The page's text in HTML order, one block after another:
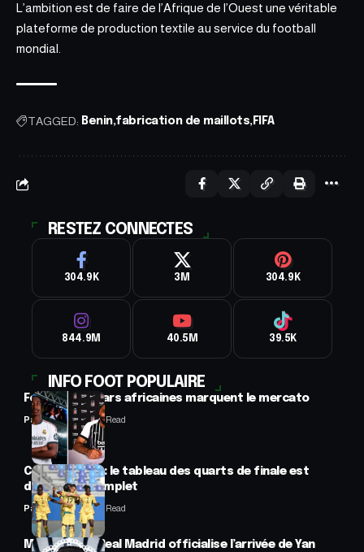
L’ambition est de faire de l’Afrique de l’Ouest une véritable
plateforme de production textile au service du football
mondial.
TAGGED: Benin fabrication de maillots FIFA
RESTEZ CONNECTES
304.9K 3M 304.9K
844.9M 40.5M 39.5K
INFO FOOT POPULAIRE
Football : 2 stars africaines marquent le mercato
Panafrofoot2 Min Read
CAN féminine : le tableau des quarts de finale est
désormais complet
Panafrofoot2 Min Read
Mercato : Le Real Madrid officialise l’arrivée de Yan